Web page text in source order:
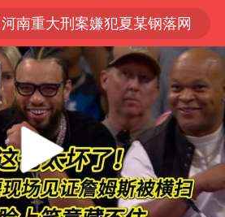
河南重大刑案嫌犯夏某钢落网
国乒女单三将晋级四强
光影经济撬动暑期消费新蓝海
浙江上海等地有大雨或暴雨
新疆优化调整景区内自驾服务费
微信又有新功能，你可以“撤回”你的撤回了！
“新疆的交警怎么个个像我妈”